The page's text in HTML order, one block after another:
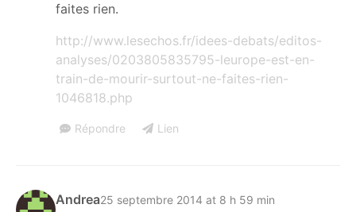
faites rien.
http://www.lesechos.fr/idees-debats/editos-
analyses/0203805835795-leurope-est-en-
train-de-mourir-surtout-ne-faites-rien-
1046818.php
Répondre Lien
Andrea25 septembre 2014 at 8 h 59 min